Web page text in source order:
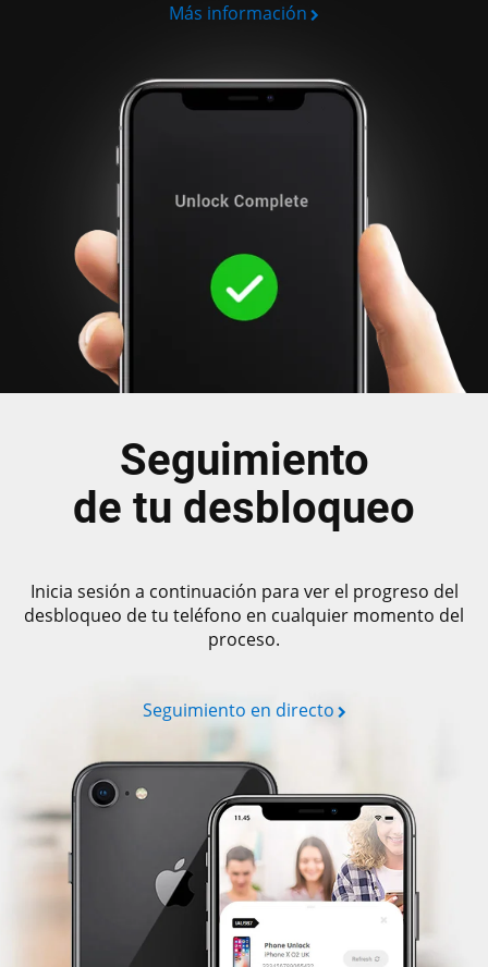
Más información
Seguimiento
de tu desbloqueo
Inicia sesión a continuación para ver el progreso del
desbloqueo de tu teléfono en cualquier momento del
proceso.
Seguimiento en directo